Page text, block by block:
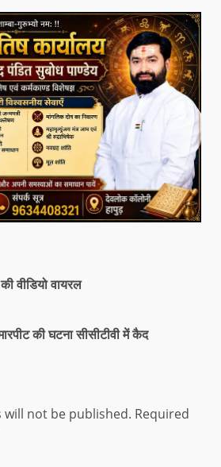
वीडियो वायरल
की घटना सीसीटीवी में कैद
will not be published. Required